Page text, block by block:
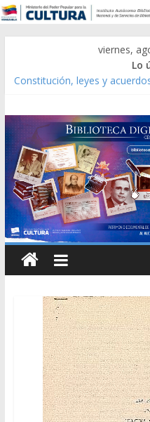
viernes,
Lo
Constitución, leyes y
Modesta Bor Sánchez
Gaceta Oficial de la
Caracas 09 de marzo de
Catálogo temático de obras